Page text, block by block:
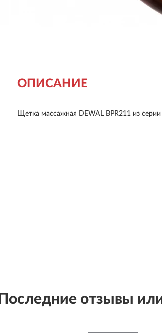
ОПИСАНИЕ
Щетка массажная DEWAL BPR211 из
Последние отзывы